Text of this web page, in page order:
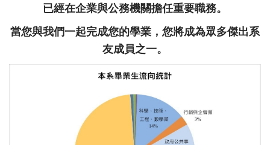
已經在企業與公務機關擔任重要職務。
當您與我們一起完成您的學業，您將成為眾多傑出系
友成員之一。